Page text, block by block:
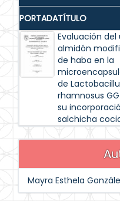
PORTADATÍTULO
Evaluación del
almidón
de haba en la
de
rhamnosus
su
salchicha
Mayra Esthela